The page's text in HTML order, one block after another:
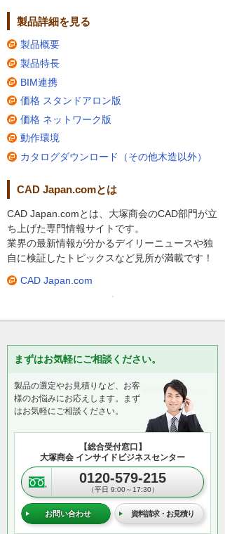
製品詳細を見る
製品概要
製品特長
BIM連携
価格 スタンドアロン版
価格 ネットワーク版
動作環境
カタログダウンロード（その他木造以外）
CAD Japan.comとは
CAD Japan.comとは、大塚商会のCAD部門が立
ち上げた専門情報サイトです。
業界の最新情報が分かるデイリーニュースや独
自に検証したトピックスなど見所が満載です！
CAD Japan.com
まずはお気軽にご相談ください。
製品の選定やお見積りなど、お客
様のお悩みにお応えします。まず
はお気軽にご相談ください。
【総合受付窓口】
大塚商会 インサイドビジネスセンター
0120-579-215
（平日 9:00～17:30）
お問い合わせ 資料請求・お見積り